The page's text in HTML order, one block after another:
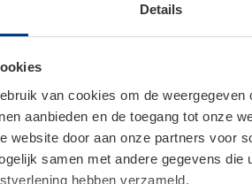
Details
van cookies om de
aanbieden en de toegang tot onze
website door aan onze partners voor
samen met andere gegevens
hebben verzameld.